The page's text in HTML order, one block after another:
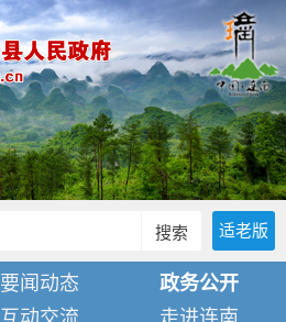
搜索 适老版
要闻动态
政务公开
互动交流 走进连南